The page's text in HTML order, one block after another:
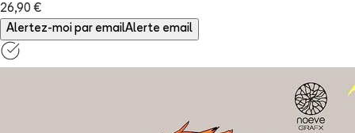
26,90 €
Alertez-moi par emailAlerte email